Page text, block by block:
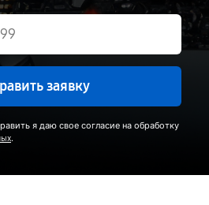
заявку
я даю свое согласие на обработку
.